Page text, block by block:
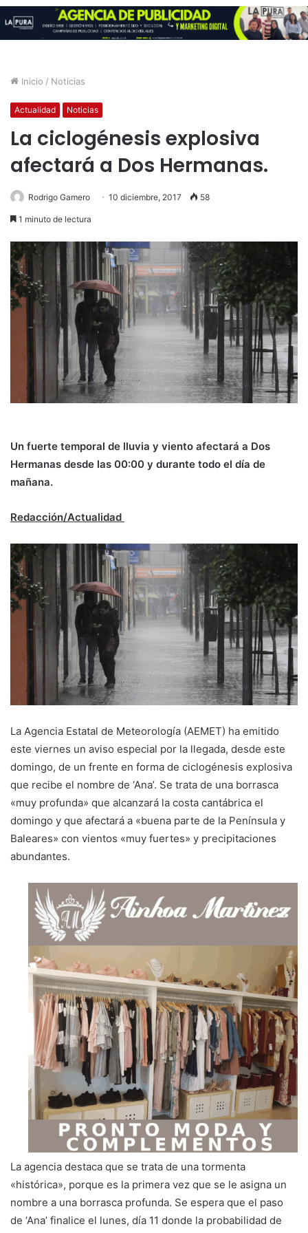
Inicio / Noticias
Actualidad Noticias
La ciclogénesis explosiva
afectará a Dos Hermanas.
Rodrigo Gamero 10 diciembre, 2017 58
1 minuto de lectura
Un fuerte temporal de lluvia y viento afectará a Dos
Hermanas desde las 00:00 y durante todo el día de
mañana.
Redacción/Actualidad
La Agencia Estatal de Meteorología (AEMET) ha emitido
este viernes un aviso especial por la llegada, desde este
domingo, de un frente en forma de ciclogénesis explosiva
que recibe el nombre de ‘Ana’. Se trata de una borrasca
«muy profunda» que alcanzará la costa cantábrica el
domingo y que afectará a «buena parte de la Península y
Baleares» con vientos «muy fuertes» y precipitaciones
abundantes.
La agencia destaca que se trata de una tormenta
«histórica», porque es la primera vez que se le asigna un
nombre a una borrasca profunda. Se espera que el paso
de ‘Ana’ finalice el lunes, día 11 donde la probabilidad de